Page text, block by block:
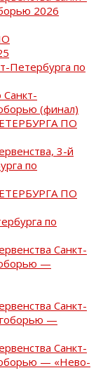
2026
Петербурга по
(финал)
ПО
3-й
по
ПО
по
Санкт-
—
Санкт-
—
Санкт-
— «Нево-